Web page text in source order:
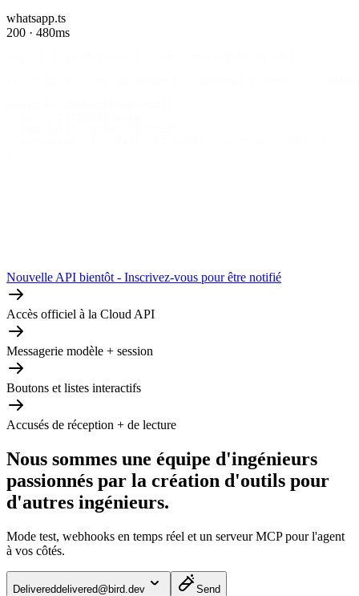
whatsapp.ts
200 · 480ms
Nouvelle API bientôt - Inscrivez-vous pour être notifié
Accès officiel à la Cloud API
Messagerie modèle + session
Boutons et listes interactifs
Accusés de réception + de lecture
Nous sommes une équipe d'ingénieurs
passionnés par la création d'outils pour
d'autres ingénieurs.
Mode test, webhooks en temps réel et un serveur MCP pour l'agent
à vos côtés.
Delivereddelivered@bird.dev Send